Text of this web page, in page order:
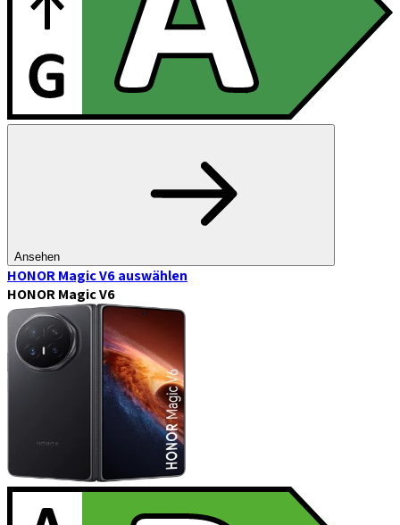
Ansehen
HONOR Magic V6auswählen
HONOR Magic V6